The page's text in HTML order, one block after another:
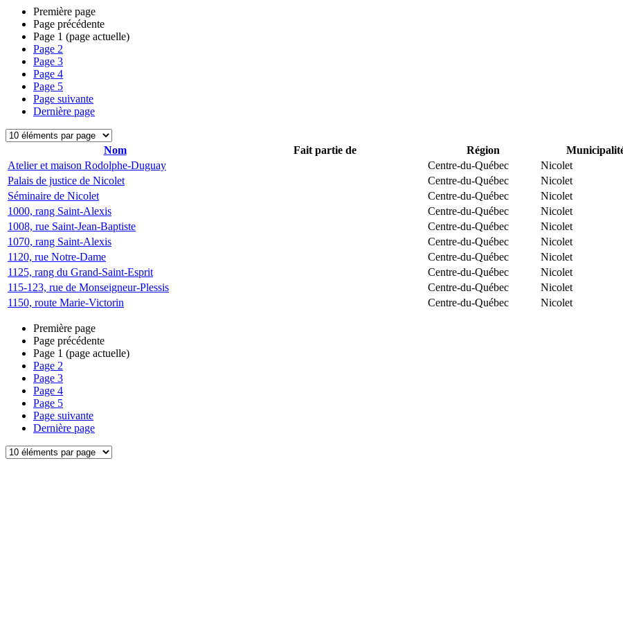
Première page
Page précédente
Page 1 (page actuelle)
Page 2
Page 3
Page 4
Page 5
Page suivante
Dernière page
Nom Fait partie de Région
Atelier et maison Rodolphe-Duguay
Centre-du-Québec
Nicolet
Palais de justice de Nicolet
Centre-du-Québec
Nicolet
Séminaire de Nicolet
Centre-du-Québec
Nicolet
1000, rang Saint-Alexis
Centre-du-Québec
Nicolet
1008, rue Saint-Jean-Baptiste
Centre-du-Québec
Nicolet
1070, rang Saint-Alexis
Centre-du-Québec
Nicolet
1120, rue Notre-Dame
Centre-du-Québec
Nicolet
1125, rang du Grand-Saint-Esprit
Centre-du-Québec
Nicolet
115-123, rue de Monseigneur-Plessis
Centre-du-Québec
Nicolet
1150, route Marie-Victorin
Centre-du-Québec Nicolet
Première page
Page précédente
Page 1 (page actuelle)
Page 2
Page 3
Page 4
Page 5
Page suivante
Dernière page